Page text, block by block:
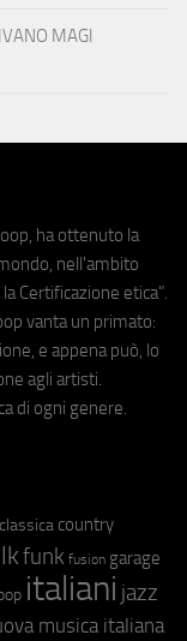
MAGI
ha ottenuto la
nell'ambito
Certificazione etica".
vanta un primato:
e appena può, lo
agli artisti.
di ogni genere.
classica country
funk fusion garage
italiani jazz
musica italiana